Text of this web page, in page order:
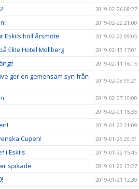
2019-02-26 08:27
2019-02-22 21:00
Eskils höll årsmöte 2019-02-22 09:05
Elite Hotel Mollberg 2019-02-13 17:01
2019-02-11 16:15
ger en gemensam syn från
2019-02-08 09:21
2019-02-07 10:00
2019-02-01 15:35
2019-01-23 21:09
Cupen! 2019-01-23 20:51
i Eskils 2019-01-22 15:45
spikade 2019-01-22 13:27
2019-01-21 12:30